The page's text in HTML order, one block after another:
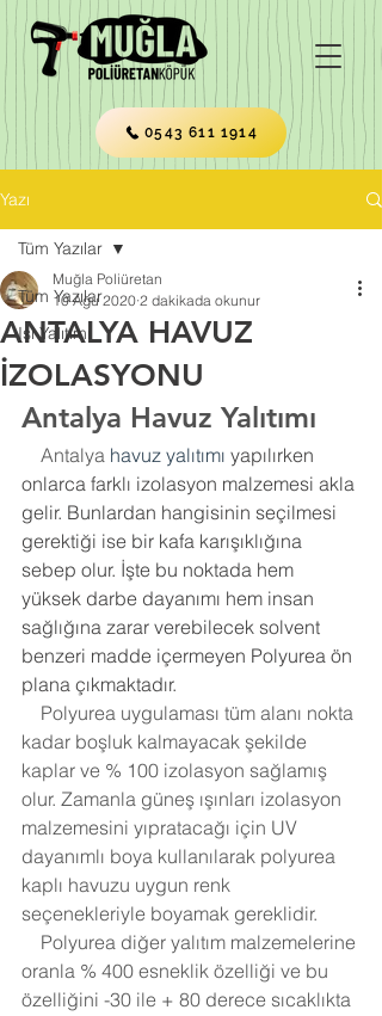
0543 611 1914
Yazı
Tüm Yazılar
Isı Yalıtımı
Tüm Yazılar
ANTALYA HAVUZ
İZOLASYONU
Muğla Poliüretan
10 Ağu 2020 2 dakikada okunur
Antalya Havuz Yalıtımı
    Antalya
havuz yalıtımı yapılırken
onlarca farklı izolasyon malzemesi akla
gelir. Bunlardan hangisinin seçilmesi
gerektiği ise bir kafa karışıklığına
sebep olur. İşte bu noktada hem
yüksek darbe dayanımı hem insan
sağlığına zarar verebilecek solvent
benzeri madde içermeyen Polyurea ön
plana çıkmaktadır.
kadar boşluk kalmayacak şekilde
kaplar ve % 100 izolasyon sağlamış
olur. Zamanla güneş ışınları izolasyon
malzemesini yıpratacağı için UV
dayanımlı boya kullanılarak polyurea
kaplı havuzu uygun renk
seçenekleriyle boyamak gereklidir.
oranla % 400 esneklik özelliği ve bu
özelliğini -30 ile + 80 derece sıcaklıkta